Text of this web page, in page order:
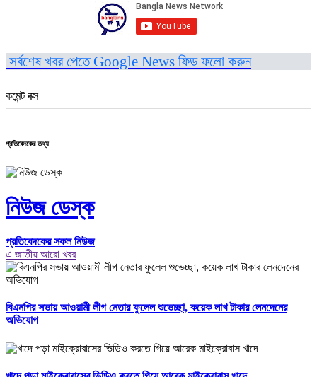
সর্বশেষ খবর পেতে Google News ফিড ফলো করুন
কমেন্ট বক্স
প্রতিবেদকের তথ্য
নিউজ ডেস্ক
প্রতিবেদকের সকল নিউজ
এ জাতীয় আরো খবর
বিএনপির সভায় আওয়ামী লীগ নেতার ফুলেল শুভেচ্ছা, কয়েক লাখ টাকার লেনদেনের
অভিযোগ